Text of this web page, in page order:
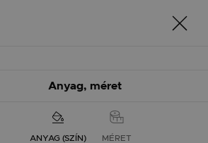
Anyag, méret
ANYAG (SZÍN) MÉRET